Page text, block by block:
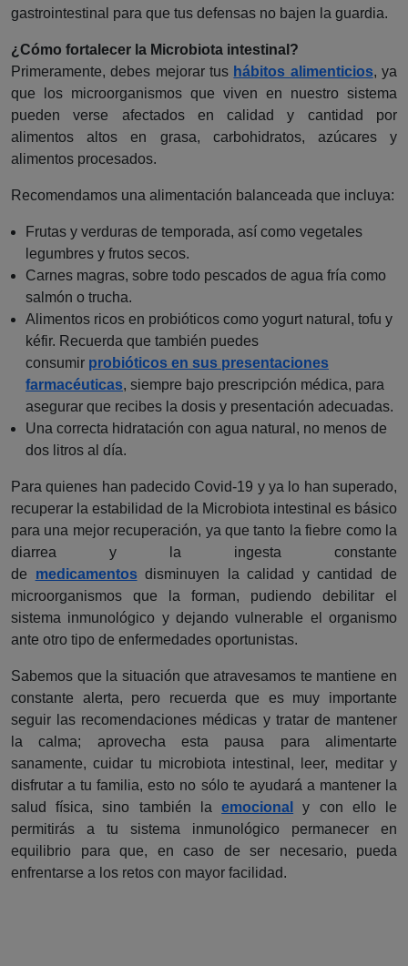
gastrointestinal para que tus defensas no bajen la guardia.
¿Cómo fortalecer la Microbiota intestinal?
Primeramente, debes mejorar tus hábitos alimenticios, ya
que los microorganismos que viven en nuestro sistema
pueden verse afectados en calidad y cantidad por
alimentos altos en grasa, carbohidratos, azúcares y
alimentos procesados.
Recomendamos una alimentación balanceada que incluya:
Frutas y verduras de temporada, así como vegetales
legumbres y frutos secos.
Carnes magras, sobre todo pescados de agua fría como
salmón o trucha.
Alimentos ricos en probióticos como yogurt natural, tofu y
kéfir. Recuerda que también puedes
consumir probióticos en sus presentaciones
farmacéuticas, siempre bajo prescripción médica, para
asegurar que recibes la dosis y presentación adecuadas.
Una correcta hidratación con agua natural, no menos de
dos litros al día.
Para quienes han padecido Covid-19 y ya lo han superado,
recuperar la estabilidad de la Microbiota intestinal es básico
para una mejor recuperación, ya que tanto la fiebre como la
diarrea y la ingesta constante
de medicamentosdisminuyen la calidad y cantidad de
microorganismos que la forman, pudiendo debilitar el
sistema inmunológico y dejando vulnerable el organismo
ante otro tipo de enfermedades oportunistas.
Sabemos que la situación que atravesamos te mantiene en
constante alerta, pero recuerda que es muy importante
seguir las recomendaciones médicas y tratar de mantener
la calma; aprovecha esta pausa para alimentarte
sanamente, cuidar tu microbiota intestinal, leer, meditar y
disfrutar a tu familia, esto no sólo te ayudará a mantener la
salud física, sino también laemocional
y con ello le
permitirás a tu sistema inmunológico permanecer en
equilibrio para que, en caso de ser necesario, pueda
enfrentarse a los retos con mayor facilidad.